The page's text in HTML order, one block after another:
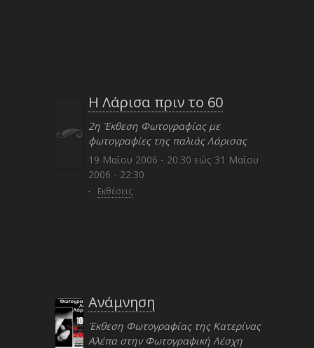
Η Λάρισα πριν το 60
2η Έκθεση Φωτογραφίας με
φωτογραφίες της παλιάς Λάρισας
19 Μαΐου 2006 - 20:30 εώς 31 Μαΐου
2006 - 22:30
· Εκθέσεις
Ανάμνηση
Έκθεση Φωτογραφίας της Κατερίνας
Αλέπα στην Φωτογραφική Λέσχη